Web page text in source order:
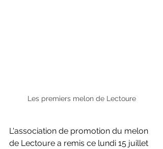
Les premiers melon de Lectoure
L'association de promotion du melon
de Lectoure a remis ce lundi 15 juillet